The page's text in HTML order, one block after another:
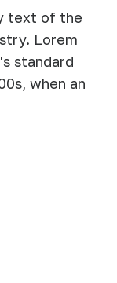
text of the
Lorem
standard
when an